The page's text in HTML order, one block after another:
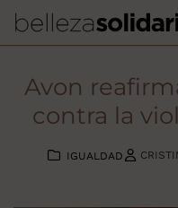
Avon
contra la
IGUALDAD